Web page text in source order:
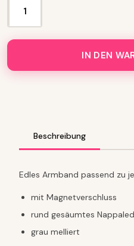
e
d
r
IN DEN
Beschreibung
Edles Armband passend zu
mit Magnetverschluss
rund gesäumtes
grau melliert